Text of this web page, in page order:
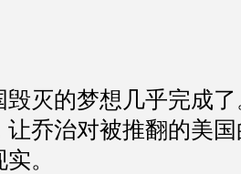
毁灭的梦想几乎完成
让乔治对被推翻的美
。